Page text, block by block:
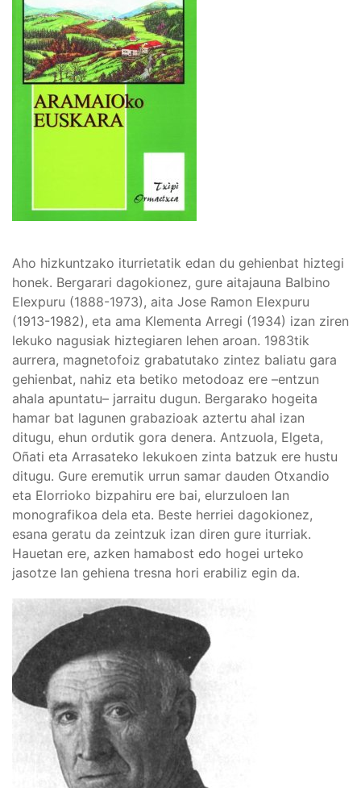
Aho hizkuntzako iturrietatik edan du gehienbat hiztegi
honek. Bergarari dagokionez, gure aitajauna Balbino
Elexpuru (1888-1973), aita Jose Ramon Elexpuru
(1913-1982), eta ama Klementa Arregi (1934) izan ziren
lekuko nagusiak hiztegiaren lehen aroan. 1983tik
aurrera, magnetofoiz grabatutako zintez baliatu gara
gehienbat, nahiz eta betiko metodoaz ere –entzun
ahala apuntatu– jarraitu dugun. Bergarako hogeita
hamar bat lagunen grabazioak aztertu ahal izan
ditugu, ehun ordutik gora denera. Antzuola, Elgeta,
Oñati eta Arrasateko lekukoen zinta batzuk ere hustu
ditugu. Gure eremutik urrun samar dauden Otxandio
eta Elorrioko bizpahiru ere bai, elurzuloen lan
monografikoa dela eta. Beste herriei dagokionez,
esana geratu da zeintzuk izan diren gure iturriak.
Hauetan ere, azken hamabost edo hogei urteko
jasotze lan gehiena tresna hori erabiliz egin da.